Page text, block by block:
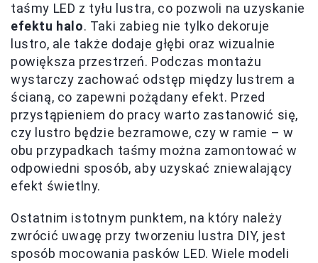
taśmy LED z tyłu lustra, co pozwoli na uzyskanie
efektu halo. Taki zabieg nie tylko dekoruje
lustro, ale także dodaje głębi oraz wizualnie
powiększa przestrzeń. Podczas montażu
wystarczy zachować odstęp między lustrem a
ścianą, co zapewni pożądany efekt. Przed
przystąpieniem do pracy warto zastanowić się,
czy lustro będzie bezramowe, czy w ramie – w
obu przypadkach taśmy można zamontować w
odpowiedni sposób, aby uzyskać zniewalający
efekt świetlny.
Ostatnim istotnym punktem, na który należy
zwrócić uwagę przy tworzeniu lustra DIY, jest
sposób mocowania pasków LED. Wiele modeli